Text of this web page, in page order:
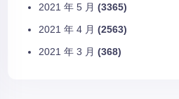
2021 年 5 月 (3365)
2021 年 4 月 (2563)
2021 年 3 月 (368)